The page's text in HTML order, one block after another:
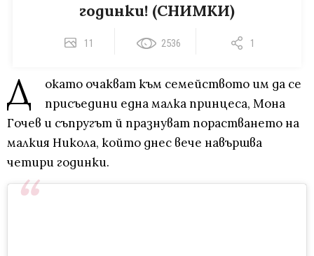
годинки! (СНИМКИ)
11 2536 1
Д
окато очакват към семейството им да се
присъедини една малка принцеса, Мона
Гочев и съпругът й празнуват порастването на
малкия Никола, който днес вече навършва
четири годинки.